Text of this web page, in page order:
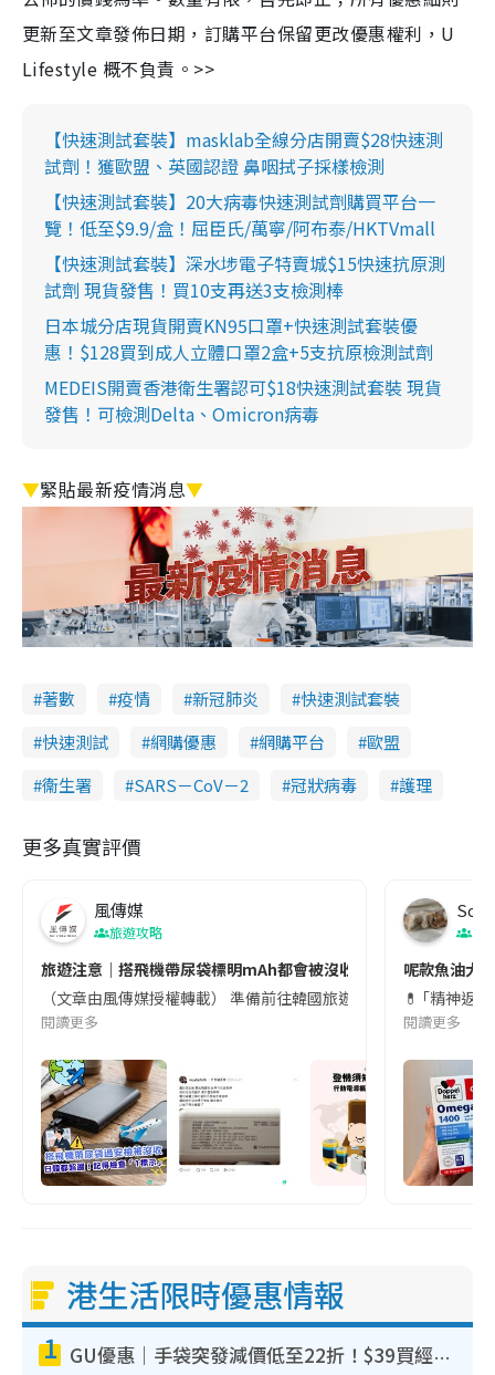
更新至文章發佈日期，訂購平台保留更改優惠權利，U
Lifestyle 概不負責。>>
【快速測試套裝】masklab全線分店開賣$28快速測
試劑！獲歐盟、英國認證 鼻咽拭子採樣檢測
【快速測試套裝】20大病毒快速測試劑購買平台一
覽！低至$9.9/盒！屈臣氏/萬寧/阿布泰/HKTVmall
【快速測試套裝】深水埗電子特賣城$15快速抗原測
試劑 現貨發售！買10支再送3支檢測棒
日本城分店現貨開賣KN95口罩+快速測試套裝優
惠！$128買到成人立體口罩2盒+5支抗原檢測試劑
MEDEIS開賣香港衛生署認可$18快速測試套裝 現貨
發售！可檢測Delta、Omicron病毒
▼緊貼最新疫情消息▼
著數 疫情 新冠肺炎
快速測試套裝
快速測試
網購優惠 網購平台
歐盟
衞生署
SARS－CoV－2 冠狀病毒 護理
更多真實評價
風傳媒
旅遊攻略
旅遊注意｜搭飛機帶尿袋標明mAh都會被沒收😱出發前切記檢查
（文章由風傳媒授權轉載） 準備前往韓國旅遊的民眾，近期要
閱讀更多
Soul
呢款魚油大
💊 ｢精神返
閱讀更多
港生活限時優惠情報
1 GU優惠｜手袋突發減價低至22折！$39買經典波士頓包/餃子袋！飾物同步減價$29起！